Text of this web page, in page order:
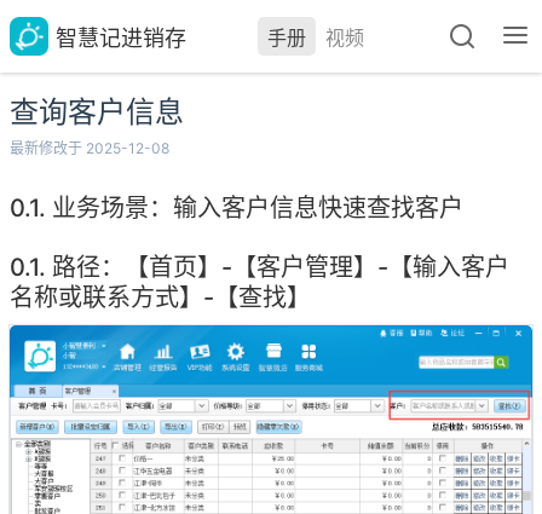
智慧记进销存 手册 视频
查询客户信息
最新修改于 2025-12-08
业务场景：输入客户信息快速查找客户
路径：【首页】-【客户管理】-【输入客户
名称或联系方式】-【查找】